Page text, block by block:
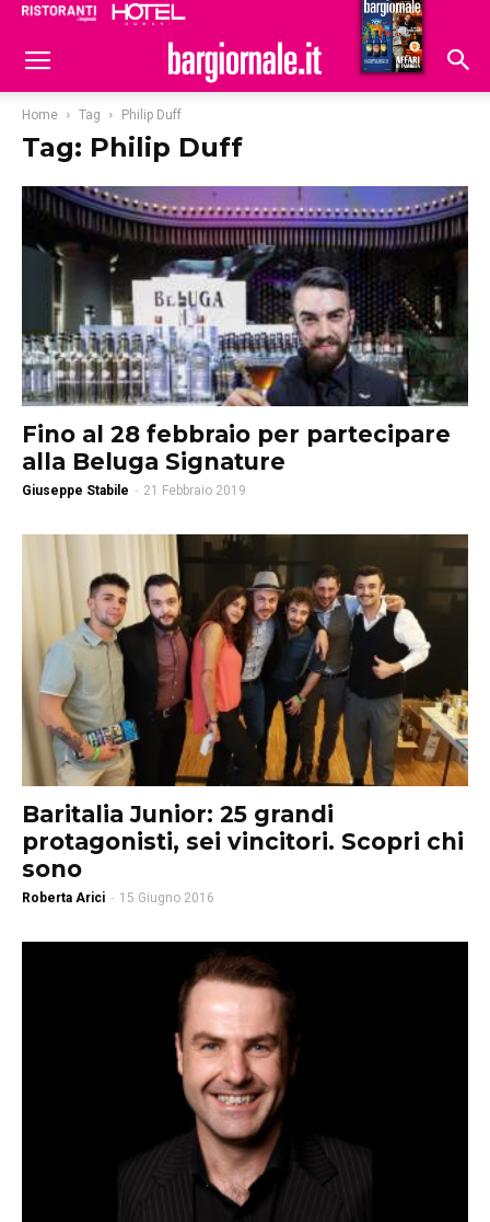
Hoteldomani
Home Tag Philip Duff
Tag: Philip Duff
Fino al 28 febbraio per partecipare
alla Beluga Signature
Giuseppe Stabile - 21 Febbraio 2019
Baritalia Junior: 25 grandi
protagonisti, sei vincitori. Scopri chi
sono
Roberta Arici - 15 Giugno 2016